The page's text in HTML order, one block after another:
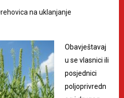
na uklanjanje
Obavještavaj
u se vlasnici ili
posjednici
poljoprivredn